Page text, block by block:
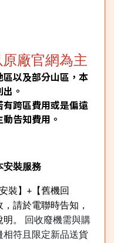
廠官網為主
以及部分山區，本
。
跨區費用或是偏遠
告知費用。
安裝服務
裝】 + 【舊機回
請於電聯時告知，
。
回收廢機需與購
相符且限定新品送貨